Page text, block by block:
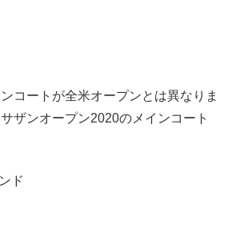
コートが全米オープンとは異なりま
ザンオープン2020のメインコート
ド